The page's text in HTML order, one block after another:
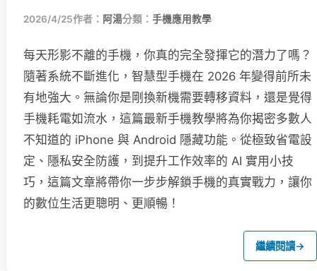
2026/4/25作者： 阿湯分類： 手機應用教學
每天形影不離的手機，你真的完全發揮它的潛力了嗎？
隨著系統不斷進化，智慧型手機在 2026 年變得前所未
有地強大。無論你是剛換新機需要轉移資料，還是覺得
手機耗電如流水，這篇最新手機教學將為你揭密多數人
不知道的 iPhone 與 Android 隱藏功能。從極致省電設
定、隱私安全防護，到提升工作效率的 AI 實用小技
巧，這篇文章將帶你一步步解鎖手機的真實戰力，讓你
的數位生活更聰明、更順暢！
繼續閱讀→